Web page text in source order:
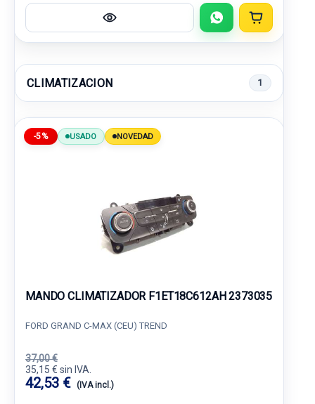
CLIMATIZACION 1
-5% USADO NOVEDAD
MANDO CLIMATIZADOR F1ET18C612AH 2373035
FORD GRAND C-MAX (CEU) TREND
37,00 €
35,15 € sin IVA.
42,53 € (IVA incl.)